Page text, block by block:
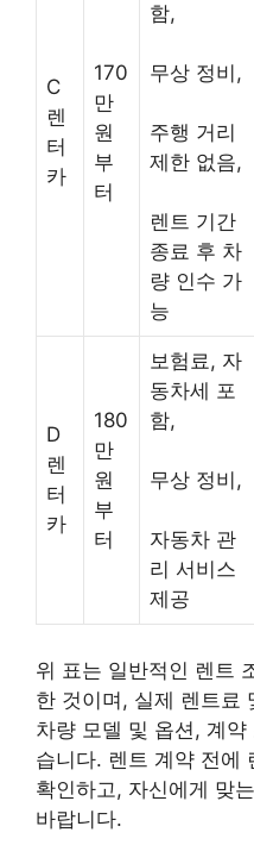
C
렌
터
카
170
만
원
부
터
함,
무상 정비,
주행 거리
제한 없음,
렌트 기간
종료 후 차
량 인수 가
능
D
렌
터
카
180
만
원
부
터
보험료, 자
동차세 포
함,
무상 정비,
자동차 관
리 서비스
제공
위 표는 일반적인 렌트
한 것이며, 실제 렌트료
차량 모델 및 옵션, 계
습니다. 렌트 계약 전에
확인하고, 자신에게 맞
바랍니다.